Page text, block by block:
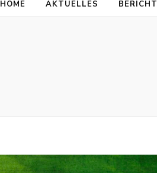
HOME AKTUELLES